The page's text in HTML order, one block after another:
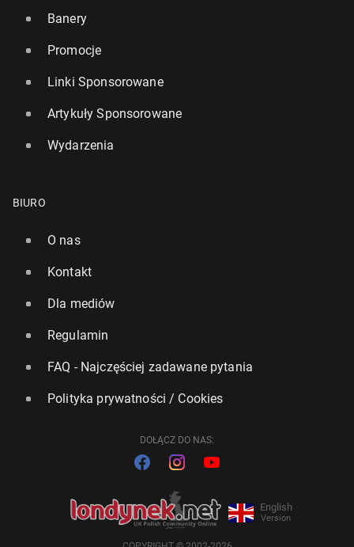
Banery
Promocje
Linki Sponsorowane
Artykuły Sponsorowane
Wydarzenia
BIURO
O nas
Kontakt
Dla mediów
Regulamin
FAQ - Najczęściej zadawane pytania
Polityka prywatności / Cookies
DOŁĄCZ DO NAS:
English
Version